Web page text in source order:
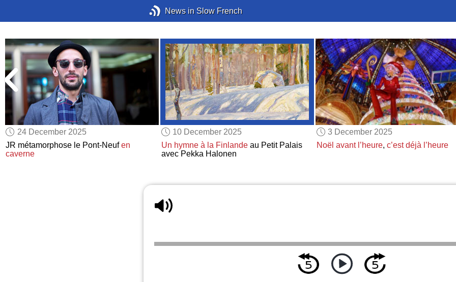
News in Slow French
24 December 2025
JR métamorphose le Pont-Neufen
caverne
10 December 2025
Un hymne à la Finlandeau Petit Palais
avec Pekka Halonen
3 December 2025
Noël avant l’heure, c’est déjà l’heure